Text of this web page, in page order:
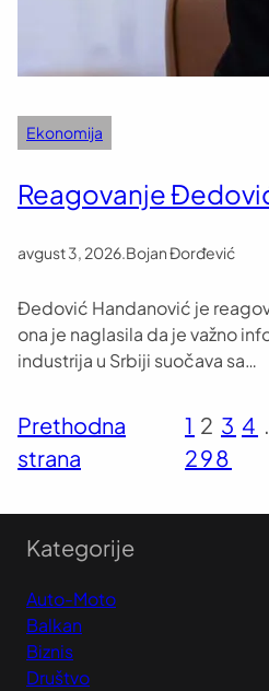
Ekonomija
Reagovanje
avgust 3, 2026.Bojan Đorđević
Đedović Handanović je
ona je naglasila da je važno
industrija u Srbiji suočava sa…
Prethodna
strana
1 2 3 4
298
Kategorije
Auto-Moto
Balkan
Biznis
Društvo